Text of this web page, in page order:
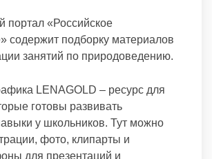
портал «Российское
содержит подборку материалов
занятий по природоведению.
LENAGOLD – ресурс для
готовы развивать
у школьников. Тут можно
фото, клипарты и
для презентаций и